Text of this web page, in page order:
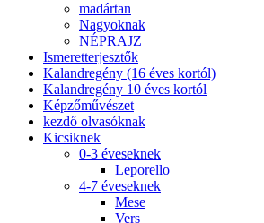
madártan
Nagyoknak
NÉPRAJZ
Ismeretterjesztők
Kalandregény (16 éves kortól)
Kalandregény 10 éves kortól
Képzőművészet
kezdő olvasóknak
Kicsiknek
0-3 éveseknek
Leporello
4-7 éveseknek
Mese
Vers